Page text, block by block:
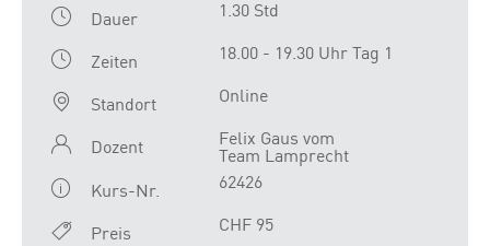
Dauer
1.30 Std
Zeiten
18.00 - 19.30 Uhr Tag 1
Standort
Online
Dozent
Felix Gaus vom
Team Lamprecht
Kurs-Nr.
62426
Preis
CHF 95